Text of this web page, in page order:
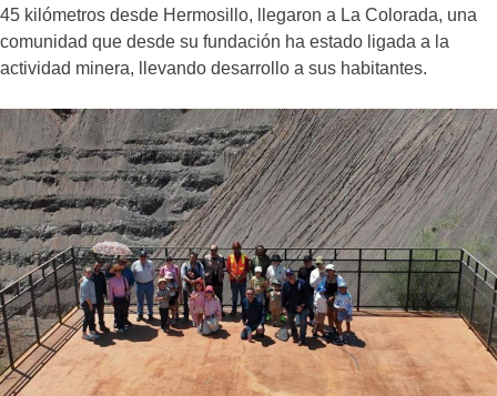
45 kilómetros desde Hermosillo, llegaron a La Colorada, una
comunidad que desde su fundación ha estado ligada a la
actividad minera, llevando desarrollo a sus habitantes.